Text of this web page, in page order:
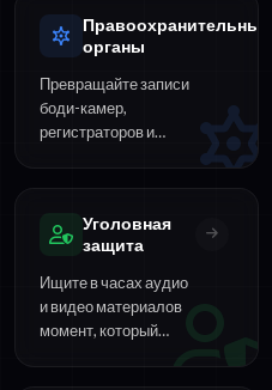
Правоохранительные
органы
Превращайте записи
боди-камер,
регистраторов и
кодами, которые
управление
разбирает за минуты.
Уголовная
защита
Ищите в часах аудио
и видео материалов
момент, который